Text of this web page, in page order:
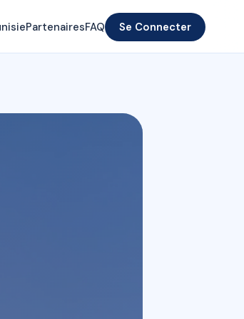
PartenairesFAQ Se Connecter